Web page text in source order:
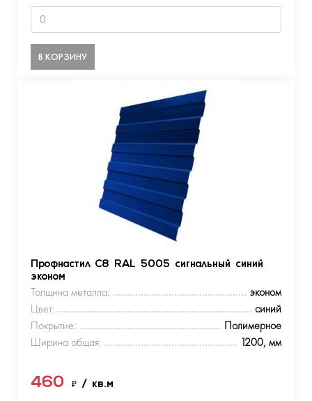
В КОРЗИНУ
Профнастил С8 RAL 5005 сигнальный синий
эконом
Толщина металла:
эконом
Цвет:
синий
Покрытие:
Полимерное
Ширина общая:
1200, мм
460 ₽ / кв.м